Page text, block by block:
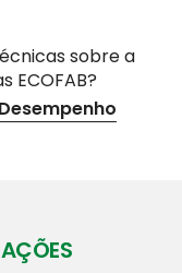
sobre a
ECOFAB?